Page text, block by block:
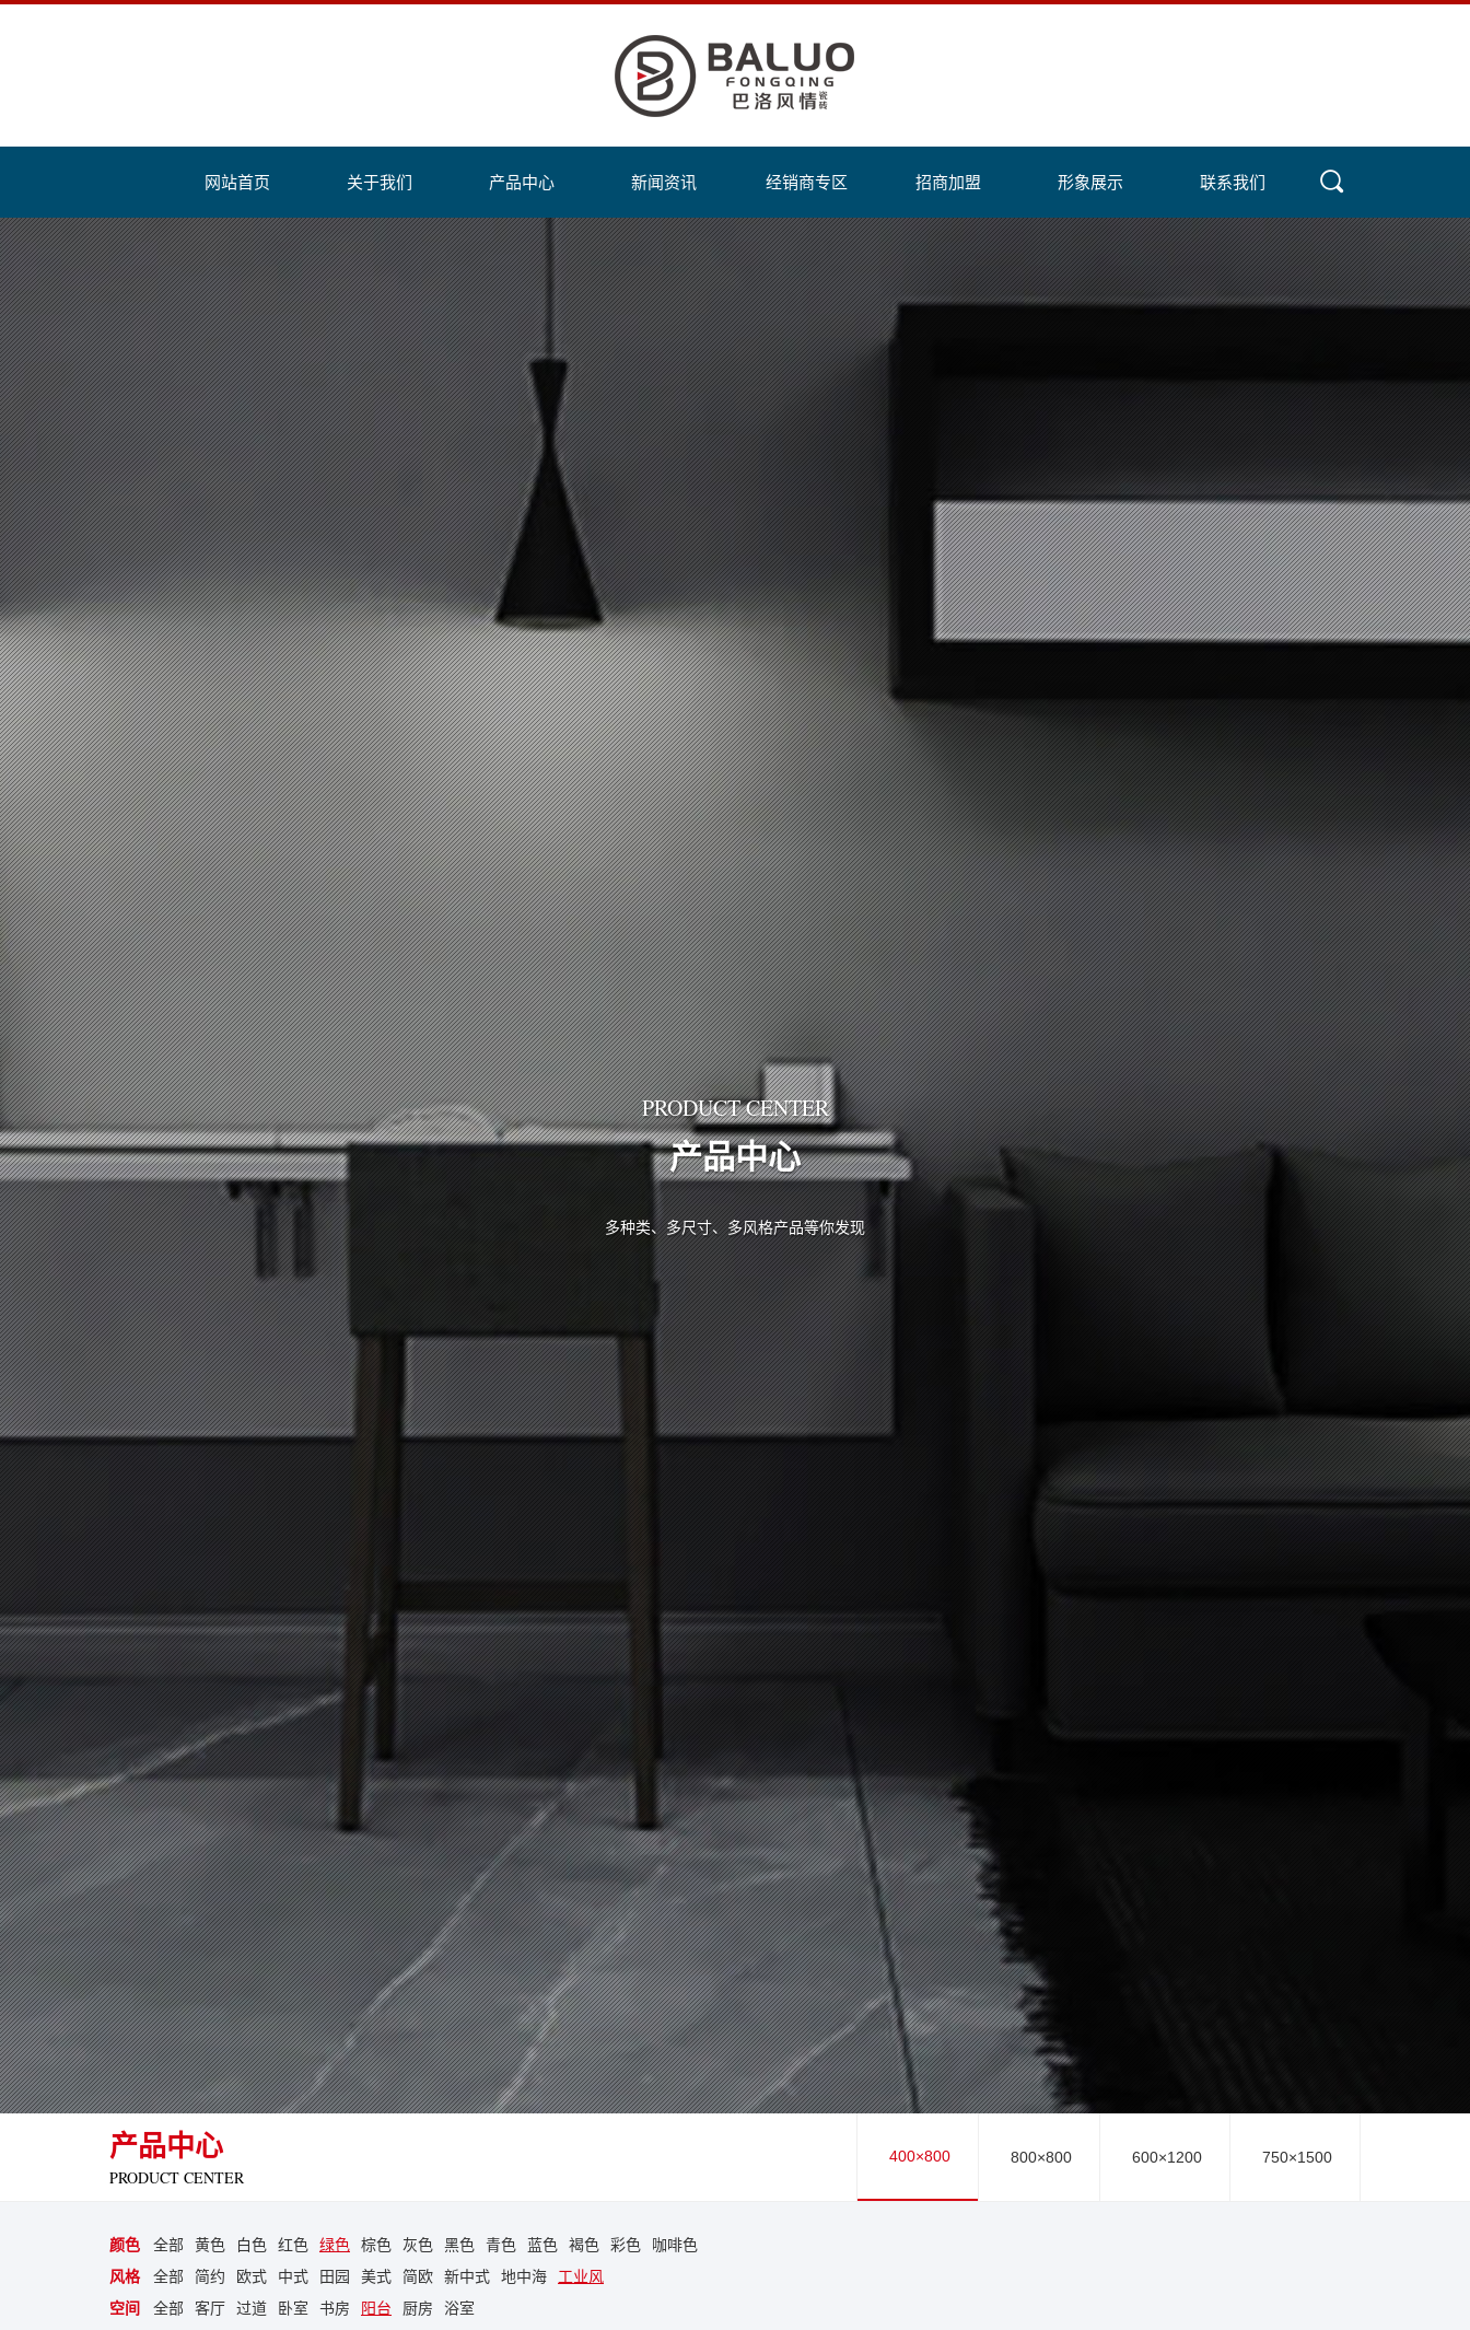
网站首页 关于我们 产品中心 新闻资讯 经销商专区 招商加盟 形象展示 联系我们
PRODUCT CENTER
产品中心
多种类、多尺寸、多风格产品等你发现
产品中心
PRODUCT CENTER
400×800 800×800 600×1200 750×1500
颜色 全部 黄色 白色 红色 绿色 棕色 灰色 黑色 青色 蓝色 褐色 彩色
咖啡色
风格
全部 简约 欧式 中式 田园 美式 简欧 新中式 地中海
工业风
空间
全部 客厅 过道 卧室 书房 阳台 厨房
浴室